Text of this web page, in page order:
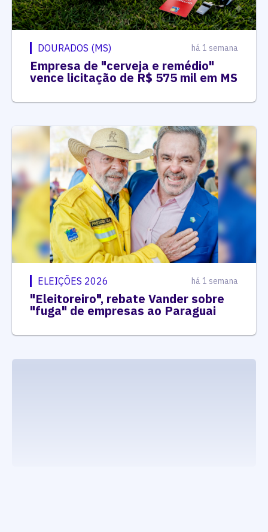
DOURADOS (MS) há 1 semana
Empresa de "cerveja e remédio"
vence licitação de R$ 575 mil em MS
ELEIÇÕES 2026 há 1 semana
"Eleitoreiro", rebate Vander sobre
"fuga" de empresas ao Paraguai